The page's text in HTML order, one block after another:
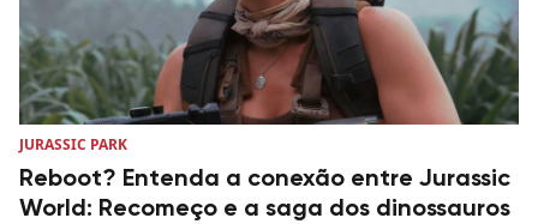
JURASSIC PARK
Reboot? Entenda a conexão entre Jurassic
World: Recomeço e a saga dos dinossauros